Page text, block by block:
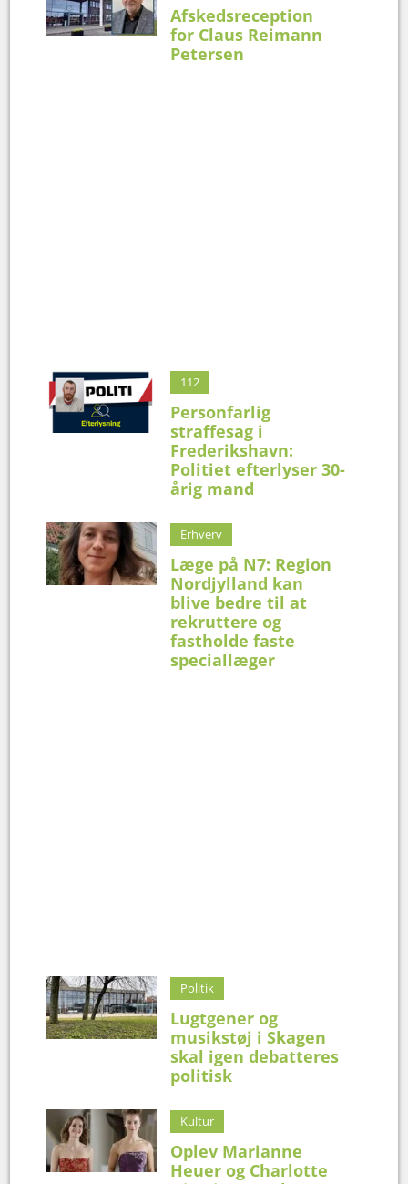
Afskedsreception
for Claus Reimann
Petersen
112
Personfarlig
straffesag i
Frederikshavn:
Politiet efterlyser 30-
årig mand
Erhverv
Læge på N7: Region
Nordjylland kan
blive bedre til at
rekruttere og
fastholde faste
speciallæger
Politik
Lugtgener og
musikstøj i Skagen
skal igen debatteres
politisk
Kultur
Oplev Marianne
Heuer og Charlotte